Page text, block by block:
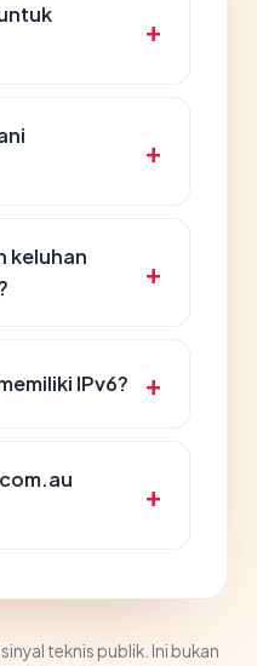
keluhan
IPv6?
teknis publik. Ini bukan